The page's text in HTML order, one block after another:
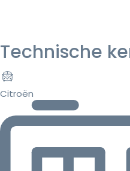
Technische
Citroën